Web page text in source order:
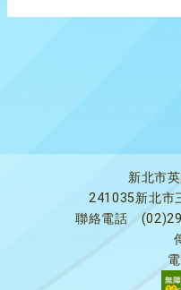
新北市
241035新北市
聯絡電話